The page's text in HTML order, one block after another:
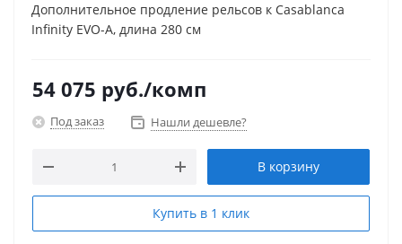
Дополнительное продление рельсов к Casablanca
Infinity EVO-A, длина 280 см
54 075 руб./комп
Под заказ Нашли дешевле?
В корзину
Купить в 1 клик